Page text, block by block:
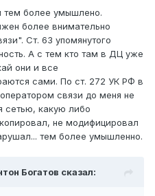
тем более умышлено.
более внимательно
Ст. 63 упомянутого
А с тем кто там в ДЦ уже
они и все
сами. По ст. 272 УК РФ в
связи до меня не
сетью, какую либо
не модифицировал
тем более умышленно.
Богатов сказал: